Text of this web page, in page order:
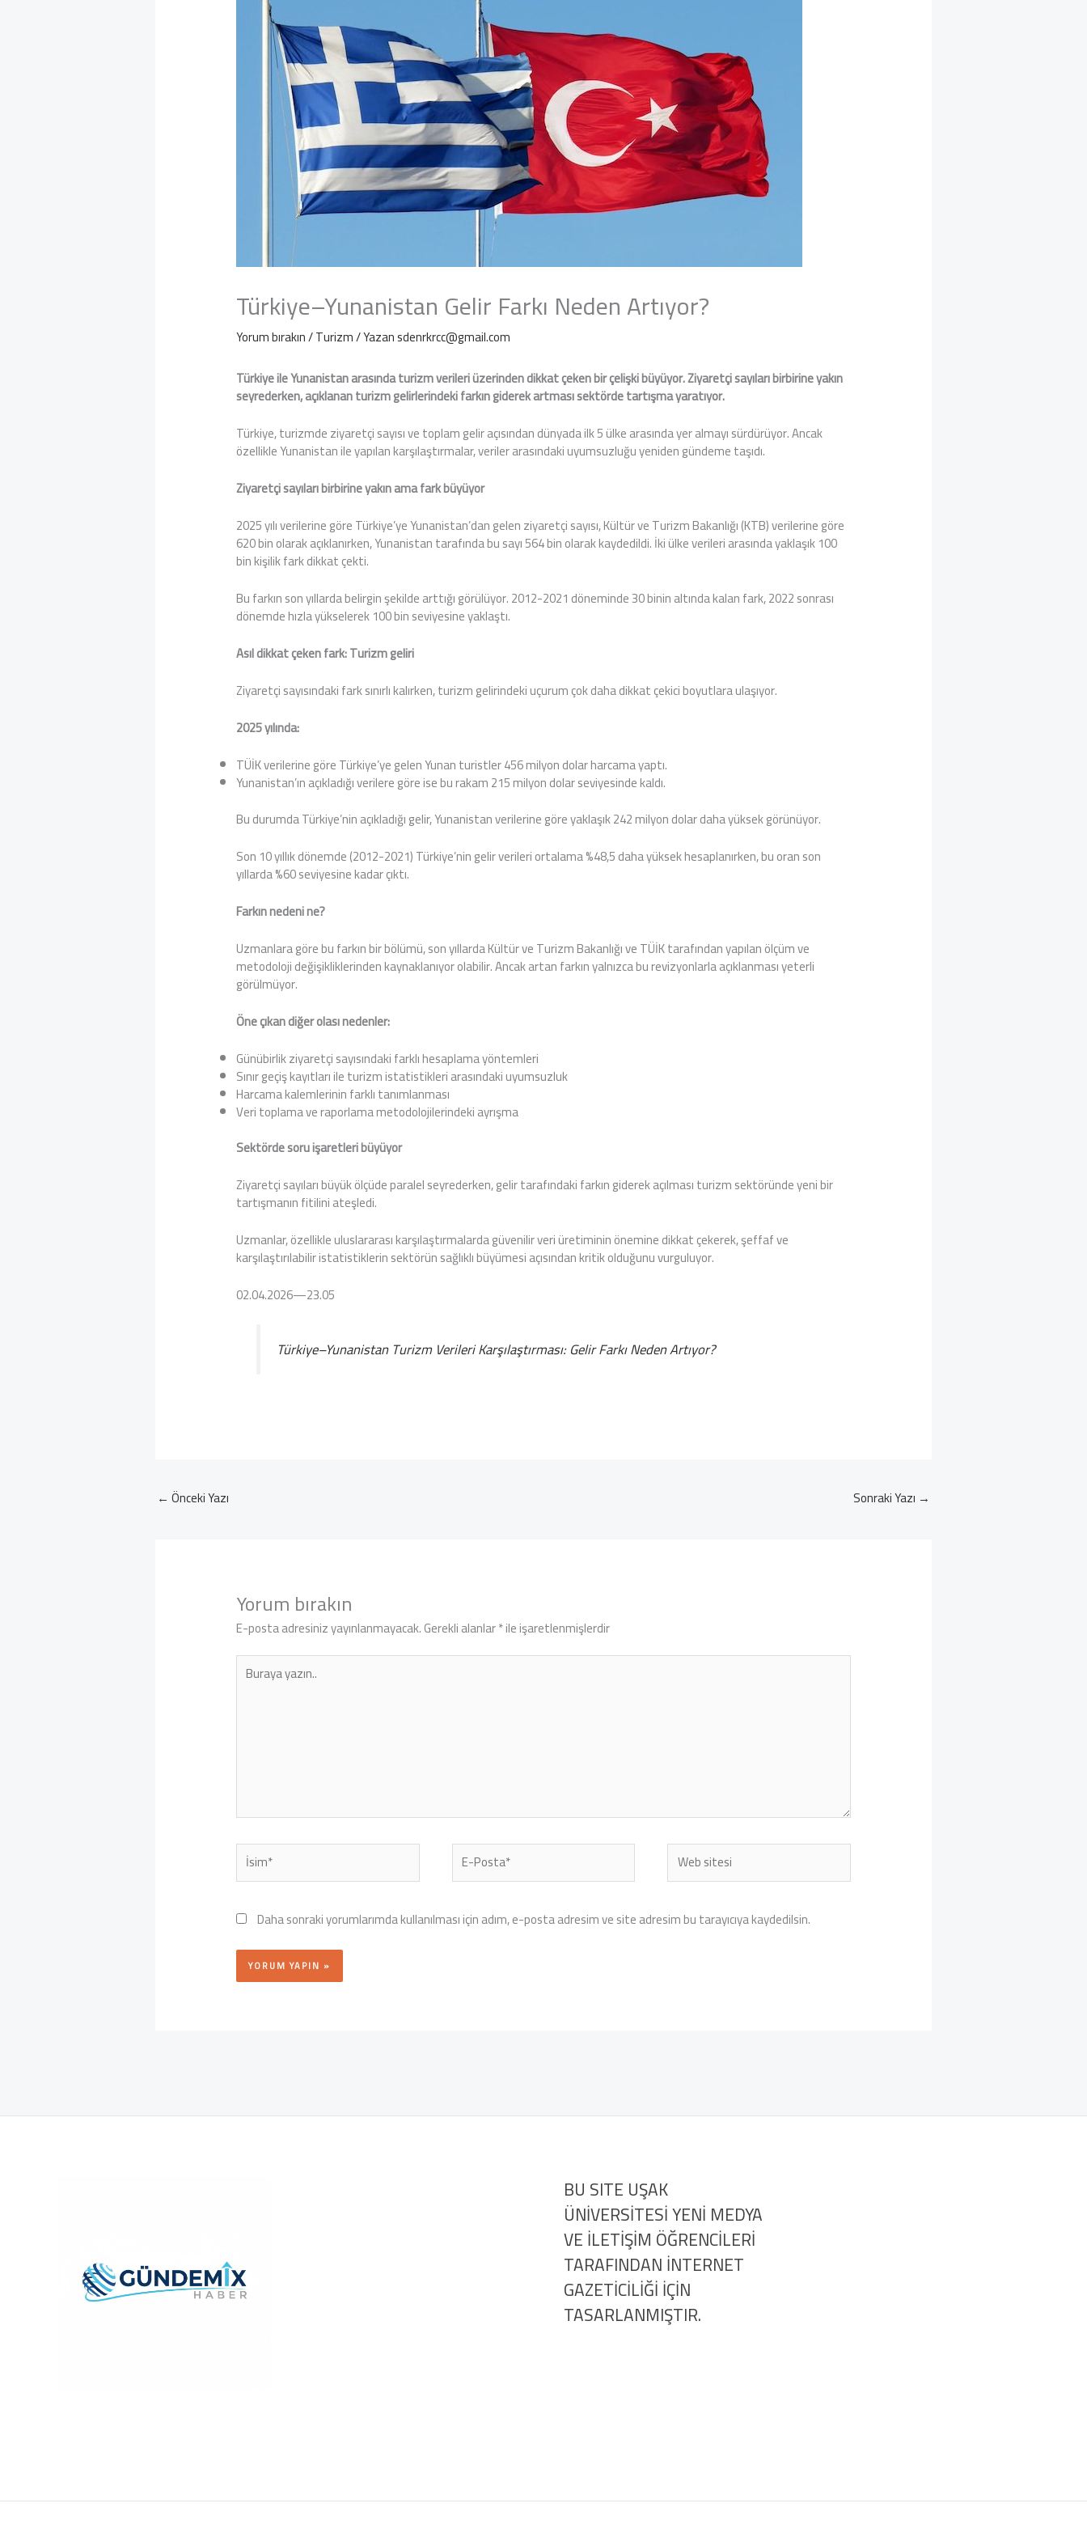
Türkiye–Yunanistan Gelir Farkı Neden Artıyor?
Yorum bırakın/Turizm/ Yazansdenrkrcc@gmail.com
Türkiye ile Yunanistan arasında turizm verileri üzerinden dikkat çeken bir çelişki büyüyor. Ziyaretçi sayıları birbirine yakın
seyrederken, açıklanan turizm gelirlerindeki farkın giderek artması sektörde tartışma yaratıyor.
Türkiye, turizmde ziyaretçi sayısı ve toplam gelir açısından dünyada ilk 5 ülke arasında yer almayı sürdürüyor. Ancak
özellikle Yunanistan ile yapılan karşılaştırmalar, veriler arasındaki uyumsuzluğu yeniden gündeme taşıdı.
Ziyaretçi sayıları birbirine yakın ama fark büyüyor
2025 yılı verilerine göre Türkiye’ye Yunanistan’dan gelen ziyaretçi sayısı, Kültür ve Turizm Bakanlığı (KTB) verilerine göre
620 bin olarak açıklanırken, Yunanistan tarafında bu sayı 564 bin olarak kaydedildi. İki ülke verileri arasında yaklaşık 100
bin kişilik fark dikkat çekti.
Bu farkın son yıllarda belirgin şekilde arttığı görülüyor. 2012-2021 döneminde 30 binin altında kalan fark, 2022 sonrası
dönemde hızla yükselerek 100 bin seviyesine yaklaştı.
Asıl dikkat çeken fark: Turizm geliri
Ziyaretçi sayısındaki fark sınırlı kalırken, turizm gelirindeki uçurum çok daha dikkat çekici boyutlara ulaşıyor.
2025 yılında:
TÜİK verilerine göre Türkiye’ye gelen Yunan turistler 456 milyon dolar harcama yaptı.
Yunanistan’ın açıkladığı verilere göre ise bu rakam 215 milyon dolar seviyesinde kaldı.
Bu durumda Türkiye’nin açıkladığı gelir, Yunanistan verilerine göre yaklaşık 242 milyon dolar daha yüksek görünüyor.
Son 10 yıllık dönemde (2012-2021) Türkiye’nin gelir verileri ortalama %48,5 daha yüksek hesaplanırken, bu oran son
yıllarda %60 seviyesine kadar çıktı.
Farkın nedeni ne?
Uzmanlara göre bu farkın bir bölümü, son yıllarda Kültür ve Turizm Bakanlığı ve TÜİK tarafından yapılan ölçüm ve
metodoloji değişikliklerinden kaynaklanıyor olabilir. Ancak artan farkın yalnızca bu revizyonlarla açıklanması yeterli
görülmüyor.
Öne çıkan diğer olası nedenler:
Günübirlik ziyaretçi sayısındaki farklı hesaplama yöntemleri
Sınır geçiş kayıtları ile turizm istatistikleri arasındaki uyumsuzluk
Harcama kalemlerinin farklı tanımlanması
Veri toplama ve raporlama metodolojilerindeki ayrışma
Sektörde soru işaretleri büyüyor
Ziyaretçi sayıları büyük ölçüde paralel seyrederken, gelir tarafındaki farkın giderek açılması turizm sektöründe yeni bir
tartışmanın fitilini ateşledi.
Uzmanlar, özellikle uluslararası karşılaştırmalarda güvenilir veri üretiminin önemine dikkat çekerek, şeffaf ve
karşılaştırılabilir istatistiklerin sektörün sağlıklı büyümesi açısından kritik olduğunu vurguluyor.
02.04.2026—23.05
Türkiye–Yunanistan Turizm Verileri Karşılaştırması: Gelir Farkı Neden Artıyor?
← Önceki Yazı Sonraki Yazı →
Yorum bırakın
E-posta adresiniz yayınlanmayacak.Gerekli alanlar*ile işaretlenmişlerdir
Buraya
yazın..
İsim* E-
Posta*
Web
sitesi
Daha sonraki yorumlarımda kullanılması için adım, e-posta adresim ve site adresim bu tarayıcıya kaydedilsin.
BU SITE UŞAK
ÜNİVERSİTESİ YENİ MEDYA
VE İLETİŞİM ÖĞRENCİLERİ
TARAFINDAN İNTERNET
GAZETİCİLİĞİ İÇİN
TASARLANMIŞTIR.